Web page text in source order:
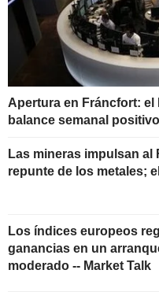
Apertura en Fráncfort: el
balance semanal positivo
Las mineras impulsan al
repunte de los metales;
Los índices europeos
ganancias en un
moderado -- Market Talk